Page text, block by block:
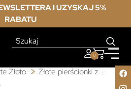
I UZYSKAJ 5%
RABATU
0
Złoto
Złote pierścionki z cyrkonią
kwiatek